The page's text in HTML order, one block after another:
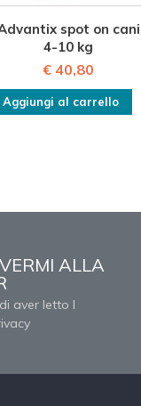
spot on cani
4-10 kg
€ 40,80
Aggiungi al carrello
ALLA
aver letto l